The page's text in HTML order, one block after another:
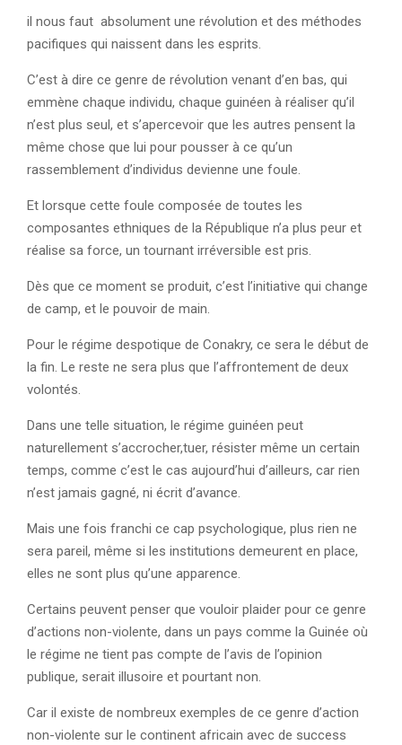
il nous faut absolument une révolution et des méthodes
pacifiques qui naissent dans les esprits.
C’est à dire ce genre de révolution venant d’en bas, qui
emmène chaque individu, chaque guinéen à réaliser qu’il
n’est plus seul, et s’apercevoir que les autres pensent la
même chose que lui pour pousser à ce qu’un
rassemblement d’individus devienne une foule.
Et lorsque cette foule composée de toutes les
composantes ethniques de la République n’a plus peur et
réalise sa force, un tournant irréversible est pris.
Dès que ce moment se produit, c’est l’initiative qui change
de camp, et le pouvoir de main.
Pour le régime despotique de Conakry, ce sera le début de
la fin. Le reste ne sera plus que l’affrontement de deux
volontés.
Dans une telle situation, le régime guinéen peut
naturellement s’accrocher,tuer, résister même un certain
temps, comme c’est le cas aujourd’hui d’ailleurs, car rien
n’est jamais gagné, ni écrit d’avance.
Mais une fois franchi ce cap psychologique, plus rien ne
sera pareil, même si les institutions demeurent en place,
elles ne sont plus qu’une apparence.
Certains peuvent penser que vouloir plaider pour ce genre
d’actions non-violente, dans un pays comme la Guinée où
le régime ne tient pas compte de l’avis de l’opinion
publique, serait illusoire et pourtant non.
Car il existe de nombreux exemples de ce genre d’action
non-violente sur le continent africain avec de success